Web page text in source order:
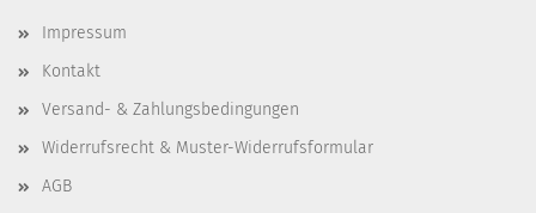
Impressum
Kontakt
Versand- & Zahlungsbedingungen
Widerrufsrecht & Muster-Widerrufsformular
AGB